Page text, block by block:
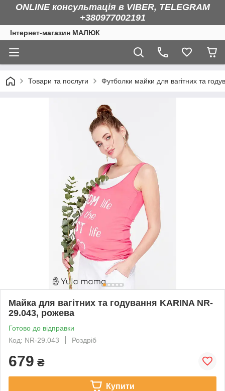
ONLINE консультація в VIBER, TELEGRAM
+380977002191
Інтернет-магазин МАЛЮК
Товари та послуги Футболки майки для вагітних та
Майка для вагітних та годування KARINA NR-
29.043, рожева
Готово до відправки
Код: NR-29.043
Роздріб
679 ₴
Купити